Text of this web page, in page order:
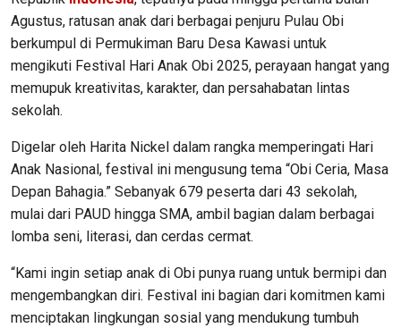
Agustus, ratusan anak dari berbagai penjuru Pulau Obi
berkumpul di Permukiman Baru Desa Kawasi untuk
mengikuti Festival Hari Anak Obi 2025, perayaan hangat yang
memupuk kreativitas, karakter, dan persahabatan lintas
sekolah.
Digelar oleh Harita Nickel dalam rangka memperingati Hari
Anak Nasional, festival ini mengusung tema “Obi Ceria, Masa
Depan Bahagia.” Sebanyak 679 peserta dari 43 sekolah,
mulai dari PAUD hingga SMA, ambil bagian dalam berbagai
lomba seni, literasi, dan cerdas cermat.
“Kami ingin setiap anak di Obi punya ruang untuk bermipi dan
mengembangkan diri. Festival ini bagian dari komitmen kami
menciptakan lingkungan sosial yang mendukung tumbuh